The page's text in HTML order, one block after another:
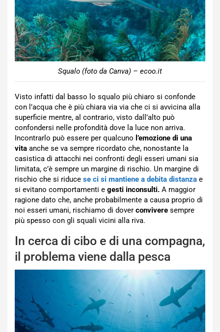
Squalo (foto da Canva) – ecoo.it
Visto infatti dal basso lo squalo più chiaro si confonde
con l’acqua che è più chiara via via che ci si avvicina alla
superficie mentre, al contrario, visto dall’alto può
confondersi nelle profondità dove la luce non arriva.
Incontrarlo può essere per qualcuno l’emozione di una
vita anche se va sempre ricordato che, nonostante la
casistica di attacchi nei confronti degli esseri umani sia
limitata, c’è sempre un margine di rischio. Un margine di
rischio che si riduce se ci si mantiene a debita distanza e
si evitano comportamenti e gesti inconsulti. A maggior
ragione dato che, anche probabilmente a causa proprio di
noi esseri umani, rischiamo di dover convivere sempre
più spesso con gli squali vicini alla riva.
In cerca di cibo e di una compagna,
il problema viene dalla pesca